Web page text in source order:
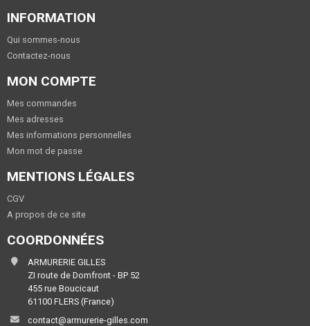
INFORMATION
Qui sommes-nous
Contactez-nous
MON COMPTE
Mes commandes
Mes adresses
Mes informations personnelles
Mon mot de passe
MENTIONS LÉGALES
CGV
A propos de ce site
COORDONNÉES
ARMURERIE GILLES
ZI route de Domfront - BP 52
455 rue Boucicaut
61100 FLERS (France)
contact@armurerie-gilles.com